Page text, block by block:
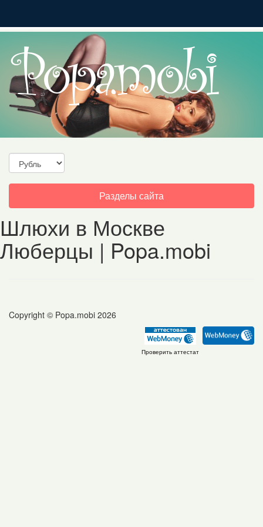
Toggle
navigation
Разделы сайта
Шлюхи в Москве
Люберцы | Popa.mobi
Copyright © Popa.mobi 2026
Проверить аттестат